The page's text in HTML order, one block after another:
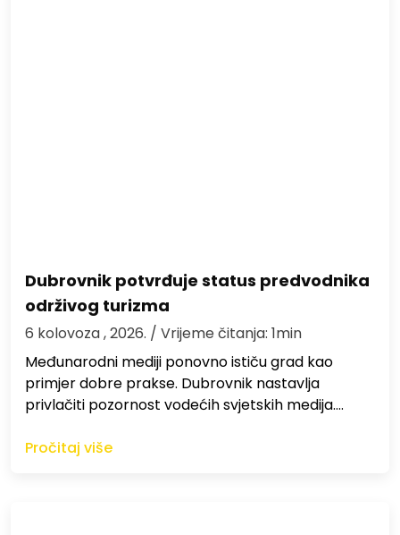
Dubrovnik potvrđuje status predvodnika
održivog turizma
6 kolovoza , 2026. / Vrijeme čitanja: 1min
Međunarodni mediji ponovno ističu grad kao
primjer dobre prakse. Dubrovnik nastavlja
privlačiti pozornost vodećih svjetskih medija.…
Pročitaj više